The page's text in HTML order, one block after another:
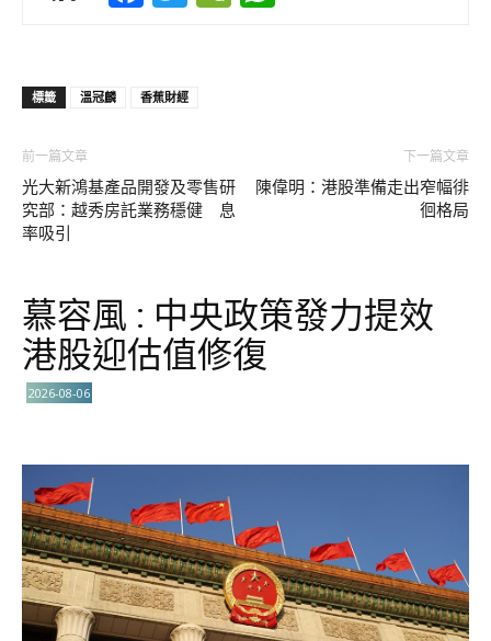
標籤 溫冠麟 香蕉財經
前一篇文章
光大新鴻基產品開發及零售研
究部：越秀房託業務穩健 息
率吸引
下一篇文章
陳偉明：港股準備走出窄幅徘
徊格局
慕容風 : 中央政策發力提效
港股迎估值修復
2026-08-06